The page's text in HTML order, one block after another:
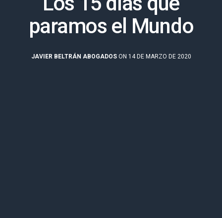
paramos el Mundo
JAVIER BELTRÁN ABOGADOSON 14 DE MARZO DE 2020